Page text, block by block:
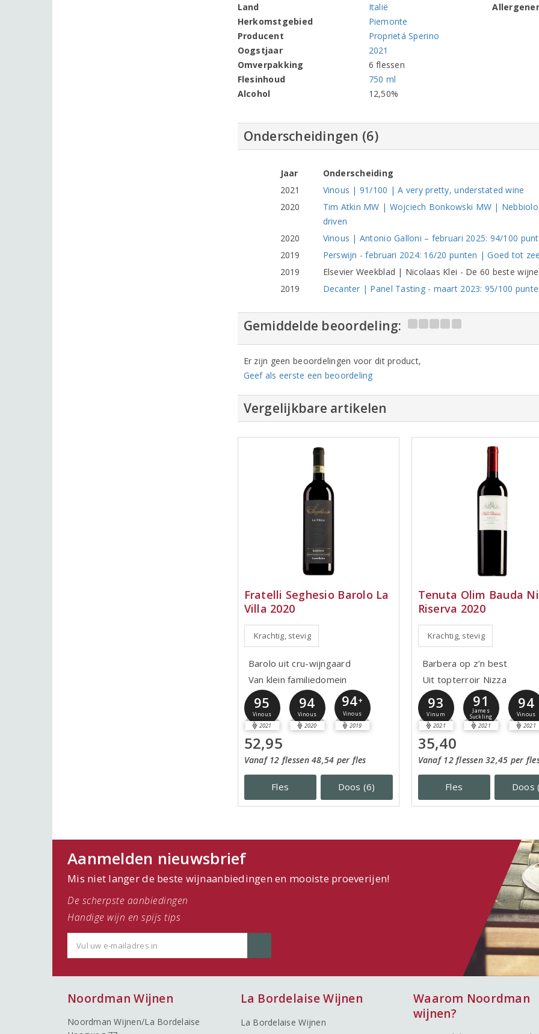
Land
Italië
Herkomstgebied
Piemonte
Producent
Proprietá Sperino
Oogstjaar
2021
Omverpakking
6 flessen
Flesinhoud
750 ml
Alcohol
12,50%
Onderscheidingen (6)
Jaar
Onderscheiding
2021
Vinous | 91/100 | A very pretty, understated wine
2020
Tim Atkin MW | Wojciech Bonkowski MW |
driven
2020
Vinous | Antonio Galloni – februari 2025: 94/100
2019
Perswijn - februari 2024: 16/20 punten | Goed tot
2019
Elsevier Weekblad | Nicolaas Klei - De 60 beste
2019
Decanter | Panel Tasting - maart 2023: 95/100
Gemiddelde beoordeling:
Er zijn geen beoordelingen voor dit product,
Geef als eerste een beoordeling
Vergelijkbare artikelen
Fratelli Seghesio Barolo La
Villa 2020
Krachtig, stevig
Barolo uit cru-wijngaard
Van klein familiedomein
95
Vinous
2021
94
Vinous
2020
94+
Vinous
2019
52,95
Vanaf 12 flessen 48,54 per fles
Fles Doos (6)
Tenuta Olim Bauda
Riserva 2020
Krachtig, stevig
Barbera op z’n best
Uit topterroir Nizza
93
Vinum
2021
91
James
Suckling
2021
94
Vinous
2021
35,40
Vanaf 12 flessen 32,45 per
Fles Doos
Aanmelden nieuwsbrief
Mis niet langer de beste wijnaanbiedingen en mooiste proeverijen!
De scherpste aanbiedingen
Handige wijn en spijs tips
Noordman Wijnen
Noordman Wijnen/La Bordelaise
La Bordelaise Wijnen
La Bordelaise Wijnen
Waarom Noordman
wijnen?